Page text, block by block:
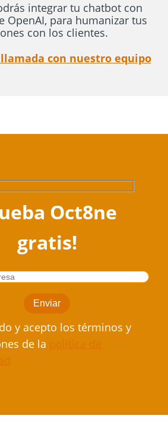
integrar tu chatbot con
OpenAI, para humanizar tus
con los clientes.
con nuestro equipo
Oct8ne
gratis!
y acepto los términos y
de la